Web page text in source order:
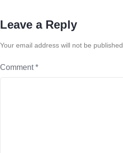
Leave a Reply
Your email address will not be published.
Comment*